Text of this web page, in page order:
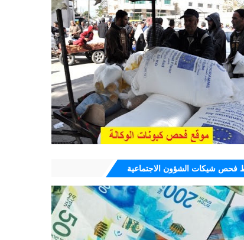
فحص شيكات الشؤون الاجتماعية